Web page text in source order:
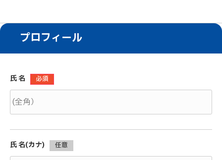
プロフィール
氏 名 必須
氏 名(カナ) 任意